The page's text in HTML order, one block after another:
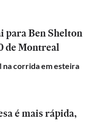
para Ben Shelton
de Montreal
corrida em esteira
é mais rápida,